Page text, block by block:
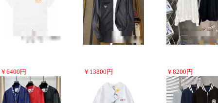
￥ 6400 円 ￥ 13800 円 ￥ 8200 円